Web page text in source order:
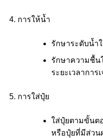
การให้น้ำ
รักษาระดับน้ำ
รักษาความชื้น
ระยะเวลาการ
การใส่ปุ๋ย
ใส่ปุ๋ยตามขั้นต
หรือปุ๋ยที่มีส่วน